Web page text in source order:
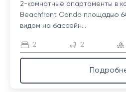
2-комнатные апартаменты в
Beachfront Condo площадью
видом на бассейн...
2 2